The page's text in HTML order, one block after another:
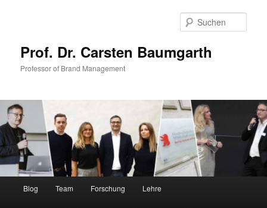
Prof. Dr. Carsten Baumgarth
Professor of Brand Management
Blog Team Forschung Lehre